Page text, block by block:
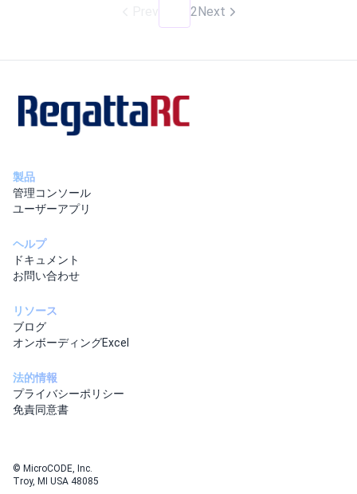
2Next
製品
管理コンソール
ユーザーアプリ
ヘルプ
ドキュメント
お問い合わせ
リソース
ブログ
オンボーディングExcel
法的情報
プライバシーポリシー
免責同意書
© MicroCODE, Inc.
Troy, MI USA 48085